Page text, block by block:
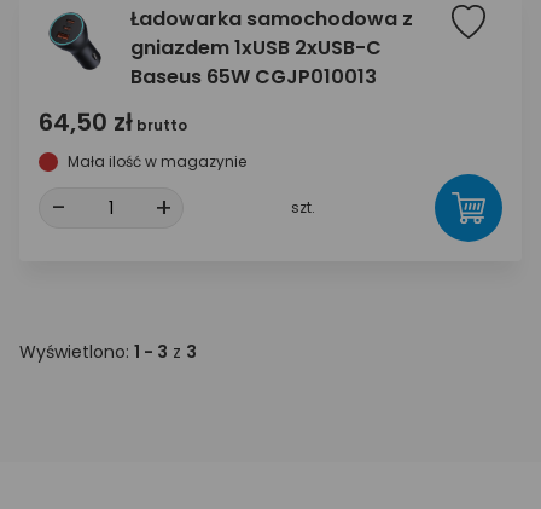
Ładowarka samochodowa z
gniazdem 1xUSB 2xUSB-C
Baseus 65W CGJP010013
64,50 zł brutto
Mała ilość w magazynie
- + szt.
Wyświetlono: 1 - 3 z 3